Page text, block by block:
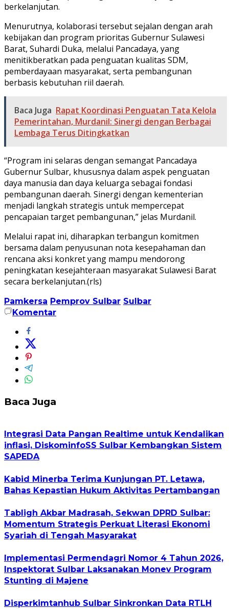
berkelanjutan.
Menurutnya, kolaborasi tersebut sejalan dengan arah
kebijakan dan program prioritas Gubernur Sulawesi
Barat, Suhardi Duka, melalui Pancadaya, yang
menitikberatkan pada penguatan kualitas SDM,
pemberdayaan masyarakat, serta pembangunan
berbasis kebutuhan riil daerah.
Baca Juga Rapat Koordinasi Penguatan Tata Kelola
Pemerintahan, Murdanil: Sinergi dengan Berbagai
Lembaga Terus Ditingkatkan
“Program ini selaras dengan semangat Pancadaya
Gubernur Sulbar, khususnya dalam aspek penguatan
daya manusia dan daya keluarga sebagai fondasi
pembangunan daerah. Sinergi dengan kementerian
menjadi langkah strategis untuk mempercepat
pencapaian target pembangunan,” jelas Murdanil.
Melalui rapat ini, diharapkan terbangun komitmen
bersama dalam penyusunan nota kesepahaman dan
rencana aksi konkret yang mampu mendorong
peningkatan kesejahteraan masyarakat Sulawesi Barat
secara berkelanjutan.(rls)
Pamkersa Pemprov Sulbar Sulbar
Komentar
Baca Juga
Integrasi Data Pangan Realtime untuk Kendalikan
inflasi, DiskominfoSS Sulbar Kembangkan Sistem
SAPEDA
Kabid Minerba Terima Kunjungan PT. Letawa,
Bahas Kepastian Hukum Aktivitas Pertambangan
Tabligh Akbar Madrasah, Sekwan DPRD Sulbar:
Momentum Strategis Perkuat Literasi Ekonomi
Syariah di Tengah Masyarakat
Implementasi Permendagri Nomor 4 Tahun 2026,
Inspektorat Sulbar Laksanakan Monev Program
Stunting di Majene
Disperkimtanhub Sulbar Sinkronkan Data RTLH